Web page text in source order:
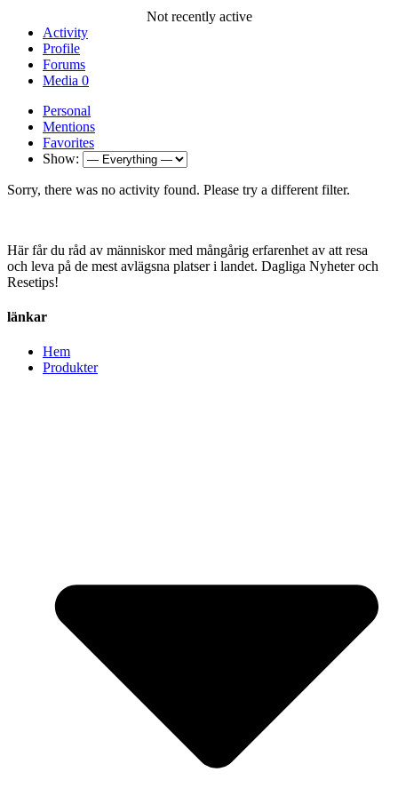
Not recently active
Activity
Profile
Forums
Media 0
Personal
Mentions
Favorites
Show:
Sorry, there was no activity found. Please try a different filter.
Här får du råd av människor med mångårig erfarenhet av att resa
och leva på de mest avlägsna platser i landet. Dagliga Nyheter och
Resetips!
länkar
Hem
Produkter